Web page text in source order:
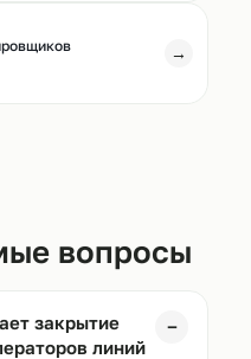
→
вопросы
закрытие
линий
−